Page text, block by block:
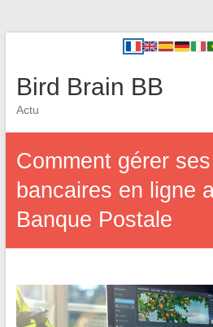
Bird Brain BB
Actu
Comment gérer
bancaires en ligne
Banque Postale